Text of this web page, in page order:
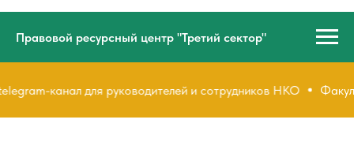
Правовой ресурсный центр "Третий сектор"
канал для руководителей и сотрудников НКО Факультет